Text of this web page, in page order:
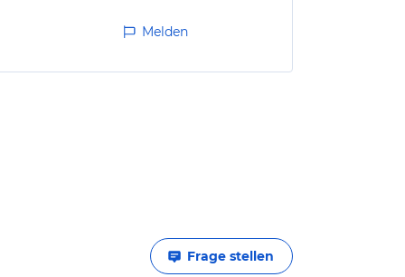
Melden
Frage stellen